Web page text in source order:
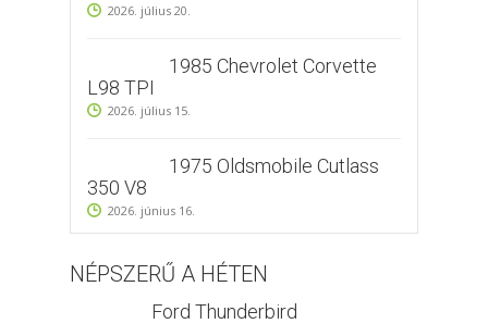
2026. július 20.
1985 Chevrolet Corvette
L98 TPI
2026. július 15.
1975 Oldsmobile Cutlass
350 V8
2026. június 16.
NÉPSZERŰ A HÉTEN
Ford Thunderbird